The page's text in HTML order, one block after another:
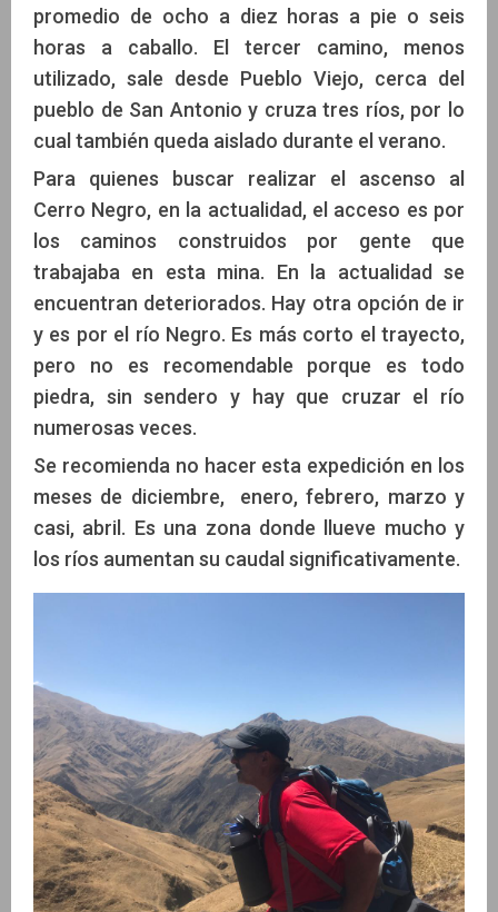
promedio de ocho a diez horas a pie o seis
horas a caballo. El tercer camino, menos
utilizado, sale desde Pueblo Viejo, cerca del
pueblo de San Antonio y cruza tres ríos, por lo
cual también queda aislado durante el verano.
Para quienes buscar realizar el ascenso al
Cerro Negro, en la actualidad, el acceso es por
los caminos construidos por gente que
trabajaba en esta mina. En la actualidad se
encuentran deteriorados. Hay otra opción de ir
y es por el río Negro. Es más corto el trayecto,
pero no es recomendable porque es todo
piedra, sin sendero y hay que cruzar el río
numerosas veces.
Se recomienda no hacer esta expedición en los
meses de diciembre, enero, febrero, marzo y
casi, abril. Es una zona donde llueve mucho y
los ríos aumentan su caudal significativamente.